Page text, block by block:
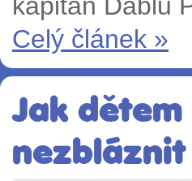
Celý článek »
Jak
nezbláznit